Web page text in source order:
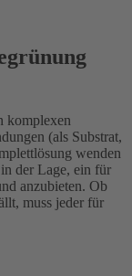
komplexen
(als Substrat,
wenden
der Lage, ein für
anzubieten. Ob
muss jeder für